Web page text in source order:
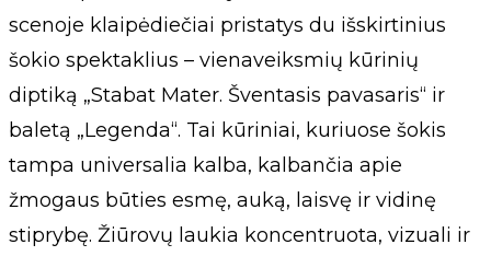
scenoje klaipėdiečiai pristatys du išskirtinius
šokio spektaklius – vienaveiksmių kūrinių
diptiką „Stabat Mater. Šventasis pavasaris“ ir
baletą „Legenda“. Tai kūriniai, kuriuose šokis
tampa universalia kalba, kalbančia apie
žmogaus būties esmę, auką, laisvę ir vidinę
stiprybę. Žiūrovų laukia koncentruota, vizuali ir